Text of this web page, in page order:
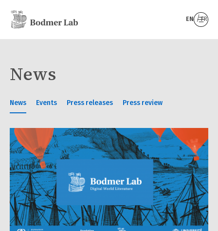
EN FR
News
News Events Press releases Press review